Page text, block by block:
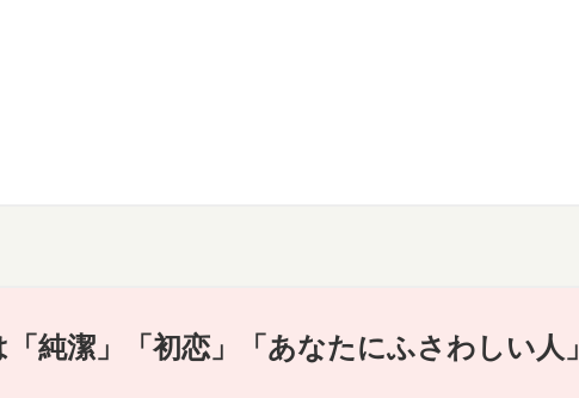
純潔」「初恋」「あなたにふさわしい人」